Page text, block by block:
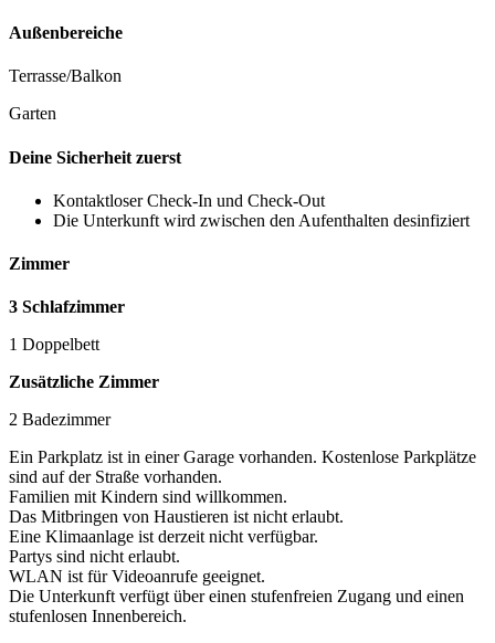
Außenbereiche
Terrasse/Balkon
Garten
Deine Sicherheit zuerst
Kontaktloser Check-In und Check-Out
Die Unterkunft wird zwischen den Aufenthalten desinfiziert
Zimmer
3 Schlafzimmer
1 Doppelbett
Zusätzliche Zimmer
2 Badezimmer
Ein Parkplatz ist in einer Garage vorhanden. Kostenlose Parkplätze
sind auf der Straße vorhanden.
Familien mit Kindern sind willkommen.
Das Mitbringen von Haustieren ist nicht erlaubt.
Eine Klimaanlage ist derzeit nicht verfügbar.
Partys sind nicht erlaubt.
WLAN ist für Videoanrufe geeignet.
Die Unterkunft verfügt über einen stufenfreien Zugang und einen
stufenlosen Innenbereich.